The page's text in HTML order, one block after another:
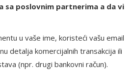
sa poslovnim partnerima a da vi
u vaše ime, koristeći vašu email
detalja komercijalnih transakcija ili
(npr. drugi bankovni račun).